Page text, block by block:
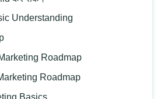
Understanding
Roadmap
Roadmap
Basics